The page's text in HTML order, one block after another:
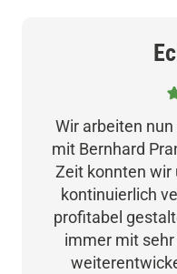
Wir arbeiten
mit Bernhard
Zeit konnten wir
kontinuierlich
profitabel
immer mit